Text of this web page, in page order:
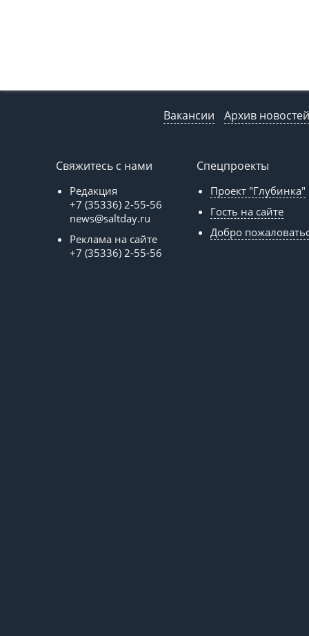
Вакансии Архив новостей
Свяжитесь с нами
Редакция
+7 (35336) 2-55-56
news@saltday.ru
Реклама на сайте
+7 (35336) 2-55-56
Спецпроекты
Проект "Глубинка"
Гость на сайте
Добро